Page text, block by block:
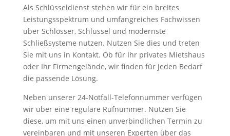
Als Schlüsseldienst stehen wir für ein breites
Leistungsspektrum und umfangreiches Fachwissen
über Schlösser, Schlüssel und modernste
Schließsysteme nutzen. Nutzen Sie dies und treten
Sie mit uns in Kontakt. Ob für Ihr privates Mietshaus
oder Ihr Firmengelände, wir finden für jeden Bedarf
die passende Lösung.
Neben unserer 24-Notfall-Telefonnummer verfügen
wir über eine reguläre Rufnummer. Nutzen Sie
diese, um mit uns einen unverbindlichen Termin zu
vereinbaren und mit unseren Experten über das